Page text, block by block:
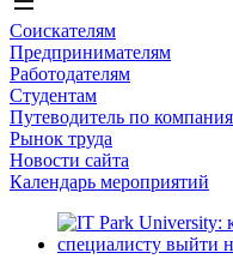
Соискателям
Предпринимателям
Работодателям
Студентам
Путеводитель по
Рынок труда
Новости сайта
Календарь мероприятий